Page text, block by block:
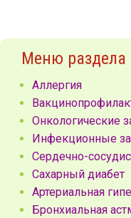
Меню раздела
Аллергия
Онкологические
Инфекционные
Сердечно-
Сахарный диабет
Артериальная
Бронхиальная